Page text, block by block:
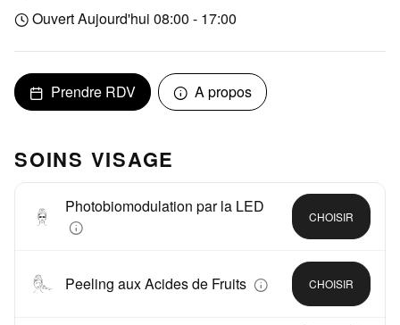
Ouvert Aujourd'hui 08:00 - 17:00
Prendre RDV A propos
SOINS VISAGE
Photobiomodulation par la LED
CHOISIR
Peeling aux Acides de Fruits CHOISIR